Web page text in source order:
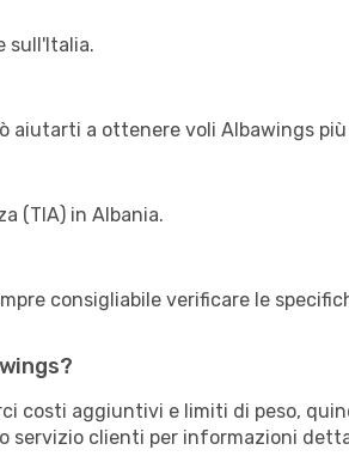
sull'Italia.
aiutarti a ottenere voli Albawings
(TIA) in Albania.
consigliabile verificare le
costi aggiuntivi e limiti di peso,
servizio clienti per informazioni